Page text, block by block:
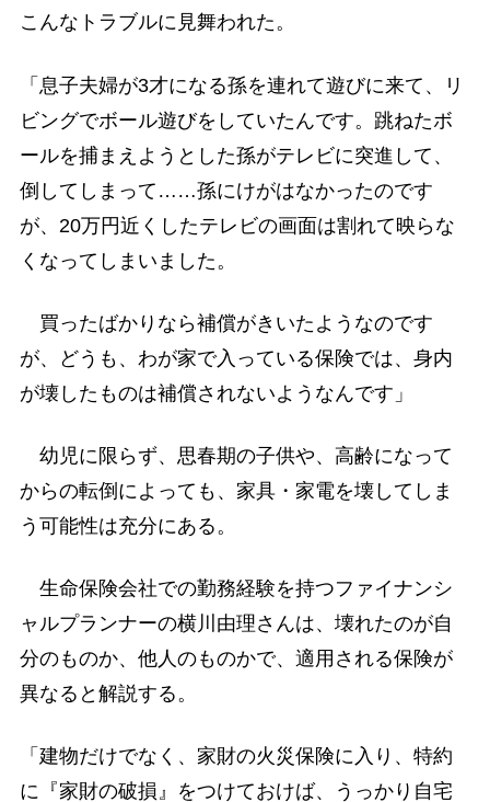
こんなトラブルに見舞われた。
「息子夫婦が3才になる孫を連れて遊びに来て、リ
ビングでボール遊びをしていたんです。跳ねたボ
ールを捕まえようとした孫がテレビに突進して、
倒してしまって……孫にけがはなかったのです
が、20万円近くしたテレビの画面は割れて映らな
くなってしまいました。
買ったばかりなら補償がきいたようなのです
が、どうも、わが家で入っている保険では、身内
が壊したものは補償されないようなんです」
幼児に限らず、思春期の子供や、高齢になって
からの転倒によっても、家具・家電を壊してしま
う可能性は充分にある。
生命保険会社での勤務経験を持つファイナンシ
ャルプランナーの横川由理さんは、壊れたのが自
分のものか、他人のものかで、適用される保険が
異なると解説する。
「建物だけでなく、家財の火災保険に入り、特約
に『家財の破損』をつけておけば、うっかり自宅